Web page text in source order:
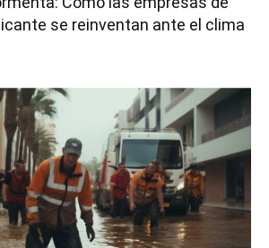
se reinventan ante el clima